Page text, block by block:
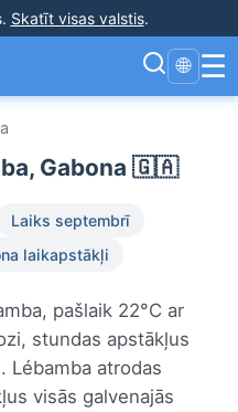
. Skatīt visas valstis.
🌐 ☰
Gabona 🇬🇦
Laiks septembrī
laikapstākļi
pašlaik 22°C ar
stundas apstākļus
Lébamba atrodas
visās galvenajās